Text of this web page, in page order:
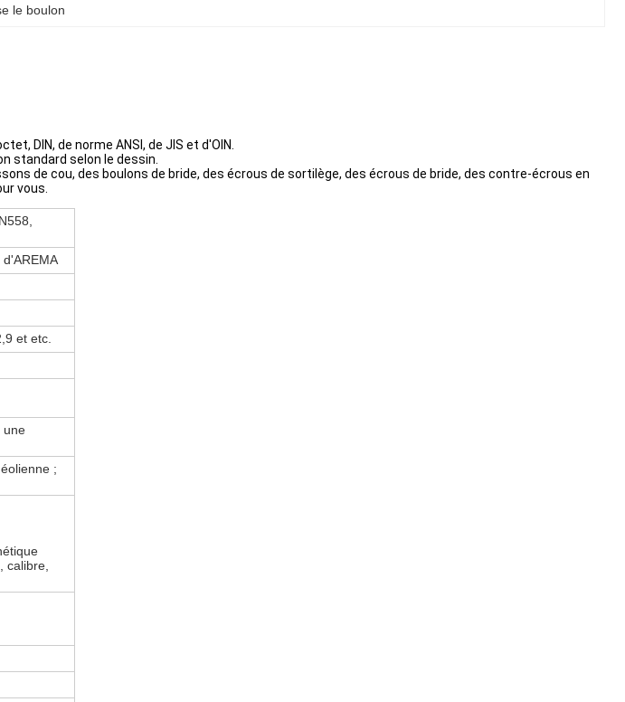
le boulon
DIN, de norme ANSI, de JIS et d'OIN.
standard selon le dessin.
de cou, des boulons de bride, des écrous de sortilège, des écrous de bride, des contre-écrous en
vous.
et etc.
une
;
calibre,